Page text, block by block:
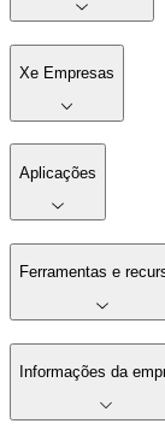
Xe Empresas
Aplicações
Ferramentas e
Informações da